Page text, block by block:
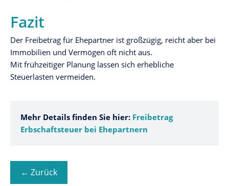
Fazit
Der Freibetrag für Ehepartner ist großzügig, reicht aber bei
Immobilien und Vermögen oft nicht aus.
Mit frühzeitiger Planung lassen sich erhebliche
Steuerlasten vermeiden.
Mehr Details finden Sie hier: Freibetrag
Erbschaftsteuer bei Ehepartnern
← Zurück